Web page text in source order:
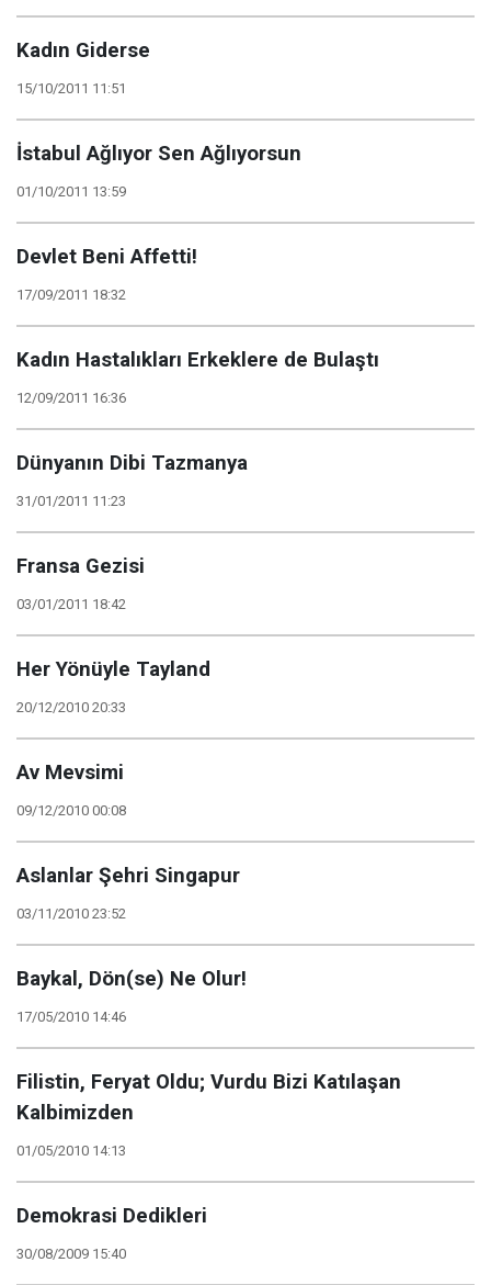
Kadın Giderse
15/10/2011 11:51
İstabul Ağlıyor Sen Ağlıyorsun
01/10/2011 13:59
Devlet Beni Affetti!
17/09/2011 18:32
Kadın Hastalıkları Erkeklere de Bulaştı
12/09/2011 16:36
Dünyanın Dibi Tazmanya
31/01/2011 11:23
Fransa Gezisi
03/01/2011 18:42
Her Yönüyle Tayland
20/12/2010 20:33
Av Mevsimi
09/12/2010 00:08
Aslanlar Şehri Singapur
03/11/2010 23:52
Baykal, Dön(se) Ne Olur!
17/05/2010 14:46
Filistin, Feryat Oldu; Vurdu Bizi Katılaşan
Kalbimizden
01/05/2010 14:13
Demokrasi Dedikleri
30/08/2009 15:40